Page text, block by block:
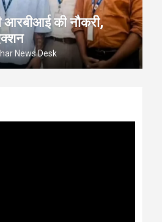
आरबीआई की नौकरी,
News Desk